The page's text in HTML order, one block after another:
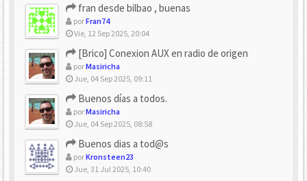
fran desde bilbao , buenas
porFran74
Vie, 12 Sep 2025, 20:04
[Brico] Conexion AUX en radio de origen
porMasiricha
Jue, 04 Sep 2025, 09:11
Buenos días a todos.
porMasiricha
Jue, 04 Sep 2025, 08:58
Buenos dias a tod@s
porKronsteen23
Jue, 31 Jul 2025, 10:40